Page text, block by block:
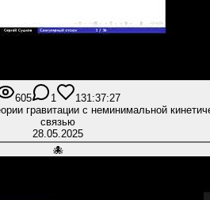
605 1 131:37:27
гравитации с неминимальной
связью
28.05.2025
🐙